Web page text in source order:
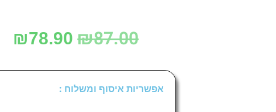
₪87.00
₪78.90
אפשריות איסוף ומשלוח :